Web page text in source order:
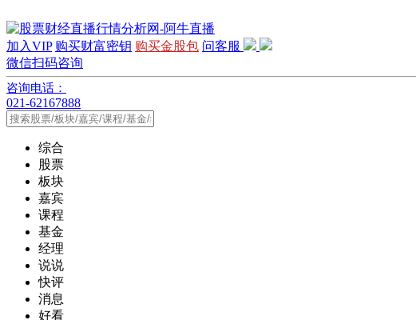
加入VIP 购买财富密钥 购买金股包 问客服
微信扫码咨询
咨询电话：
021-62167888
综合
股票
板块
嘉宾
课程
基金
经理
说说
快评
消息
好看